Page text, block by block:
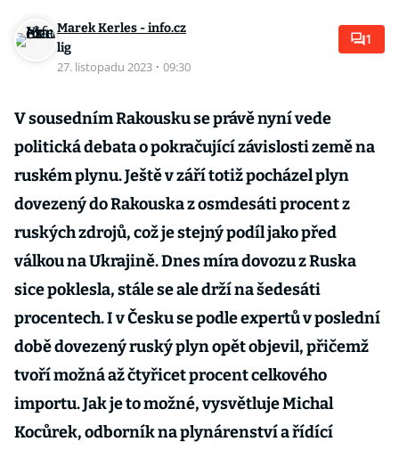
Marek Kerles - info.cz
lig
27. listopadu 2023 · 09:30
1
V sousedním Rakousku se právě nyní vede
politická debata o pokračující závislosti země na
ruském plynu. Ještě v září totiž pocházel plyn
dovezený do Rakouska z osmdesáti procent z
ruských zdrojů, což je stejný podíl jako před
válkou na Ukrajině. Dnes míra dovozu z Ruska
sice poklesla, stále se ale drží na šedesáti
procentech. I v Česku se podle expertů v poslední
době dovezený ruský plyn opět objevil, přičemž
tvoří možná až čtyřicet procent celkového
importu. Jak je to možné, vysvětluje Michal
Kocůrek, odborník na plynárenství a řídící